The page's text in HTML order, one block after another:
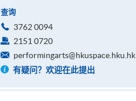
查询
3762 0094
2151 0720
performingarts@hkuspace.hku.hk
有疑问？欢迎在此提出